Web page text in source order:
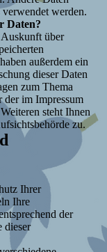
werden.
Daten?
Auskunft über
außerdem ein
dieser Daten
zum Thema
der im Impressum
steht Ihnen
zu.
Ihrer
Ihre
der
dieser